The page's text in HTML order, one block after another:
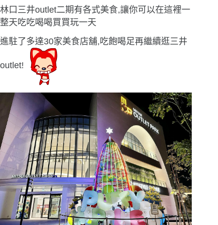
林口三井outlet二期有各式美食,讓你可以在這裡一
整天吃吃喝喝買買玩一天
進駐了多達30家美食店舖,吃飽喝足再繼續逛三井
outlet!